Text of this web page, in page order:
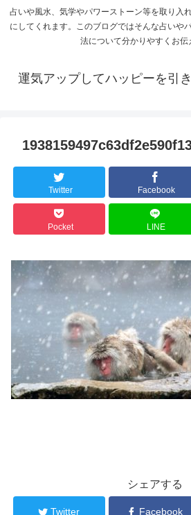
占いや風水、気学やパワーストーン等を取り入
にしてくれます。このブログではそんな占いや
法について分かりやすくお伝
運気アップしてハッピーを引
Twitter Facebook
Pocket LINE
シェアする
Twitter Facebook